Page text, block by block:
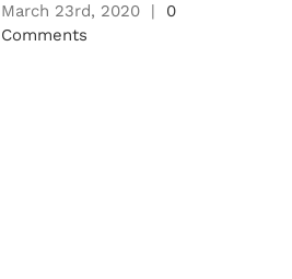
March 23rd, 2020 |
0
Comments